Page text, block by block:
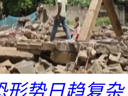
形势日趋复